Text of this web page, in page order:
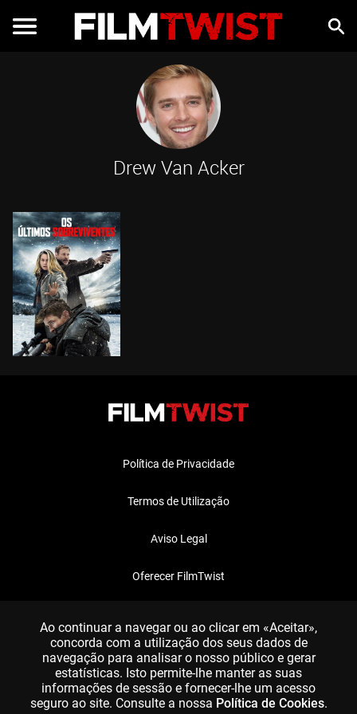
Drew Van Acker
Política de Privacidade
Termos de Utilização
Aviso Legal
Oferecer FilmTwist
Ao continuar a navegar ou ao clicar em «Aceitar»,
concorda com a utilização dos seus dados de
navegação para analisar o nosso público e gerar
estatísticas. Isto permite-lhe manter as suas
informações de sessão e fornecer-lhe um acesso
seguro ao site. Consulte a nossa Política de Cookies.